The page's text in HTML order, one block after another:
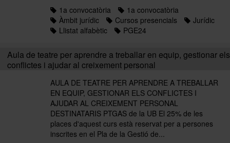
1a convocatòria
1a convocatòria
Àmbit jurídic
Cursos presencials
Jurídic
Llistat alfabètic
PGE24
Aula de teatre per aprendre a treballar en equip, gestionar els
conflictes i ajudar al creixement personal
AULA DE TEATRE PER APRENDRE A TREBALLAR
EN EQUIP, GESTIONAR ELS CONFLICTES I
AJUDAR AL CREIXEMENT PERSONAL
DESTINATARIS PTGAS de la UB El 25% de les
places d'aquest curs està reservat per a persones
inscrites en el Pla de la Gestió de...